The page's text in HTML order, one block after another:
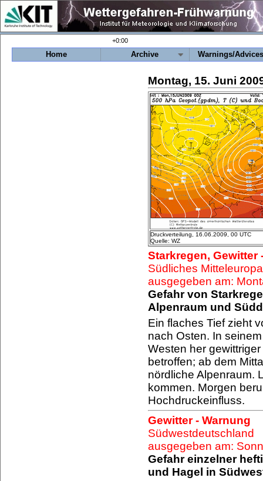
+0:00
Home Archive Warnings/
Montag, 15. Juni
Druckverteilung, 16.06.2009, 00 UTC
Quelle: WZ
Starkregen, Gewitter
Südliches Mitteleuropa
ausgegeben am:
Gefahr von
Alpenraum und
Ein flaches Tief zieht
nach Osten. In
Westen her
betroffen; ab dem
nördliche Alpenraum.
kommen. Morgen
Hochdruckeinfluss.
Gewitter - Warnung
Südwestdeutschland
ausgegeben am:
Gefahr einzelner
und Hagel in